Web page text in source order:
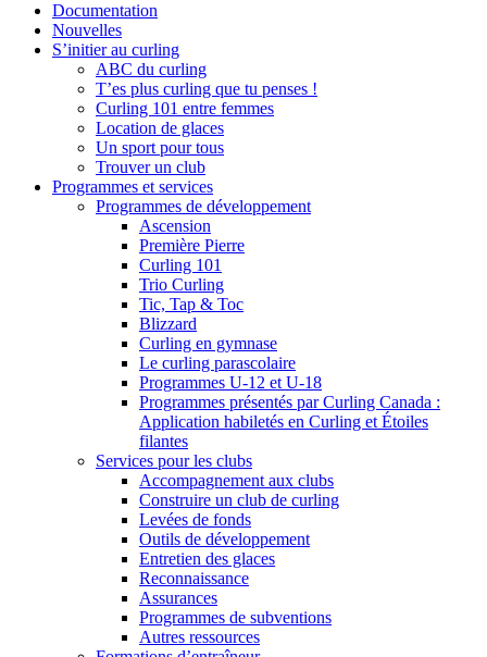
Documentation
Nouvelles
S’initier au curling
ABC du curling
T’es plus curling que tu penses !
Curling 101 entre femmes
Location de glaces
Un sport pour tous
Trouver un club
Programmes et services
Programmes de développement
Ascension
Première Pierre
Curling 101
Trio Curling
Tic, Tap & Toc
Blizzard
Curling en gymnase
Le curling parascolaire
Programmes U-12 et U-18
Programmes présentés par Curling Canada :
Application habiletés en Curling et Étoiles
filantes
Services pour les clubs
Accompagnement aux clubs
Construire un club de curling
Levées de fonds
Outils de développement
Entretien des glaces
Reconnaissance
Assurances
Programmes de subventions
Autres ressources